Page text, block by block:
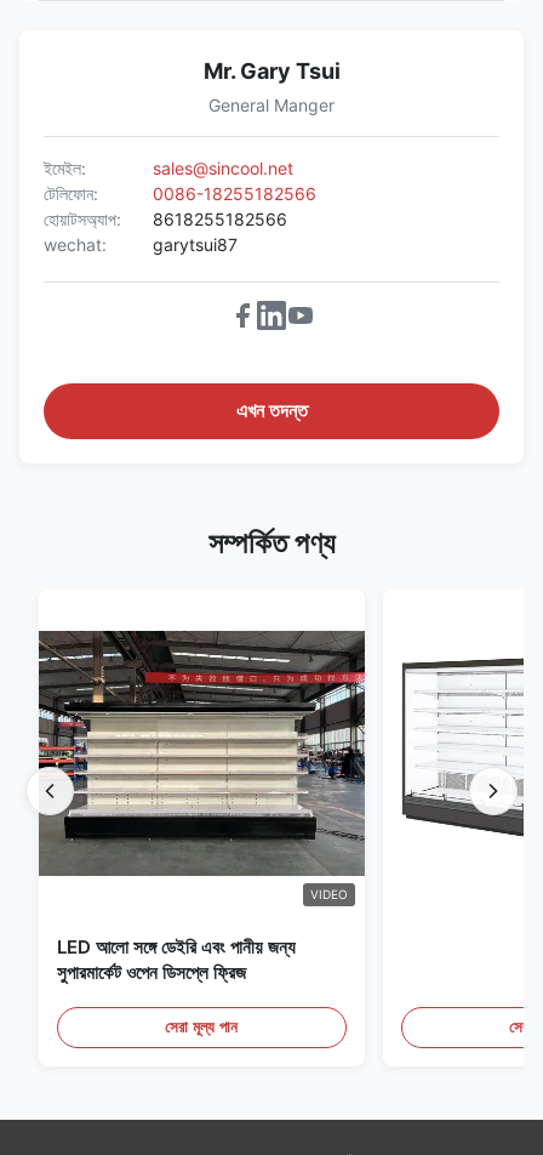
Mr. Gary Tsui
General Manger
ইমেইল:
sales@sincool.net
টেলিফোন:
0086-18255182566
হোয়াটসঅ্যাপ:
8618255182566
wechat:
garytsui87
এখন তদন্ত
সম্পর্কিত পণ্য
VIDEO
LED আলো সঙ্গে ডেইরি এবং পানীয় জন্য
সুপারমার্কেট ওপেন ডিসপ্লে ফ্রিজ
সেরা মূল্য পান সেরা